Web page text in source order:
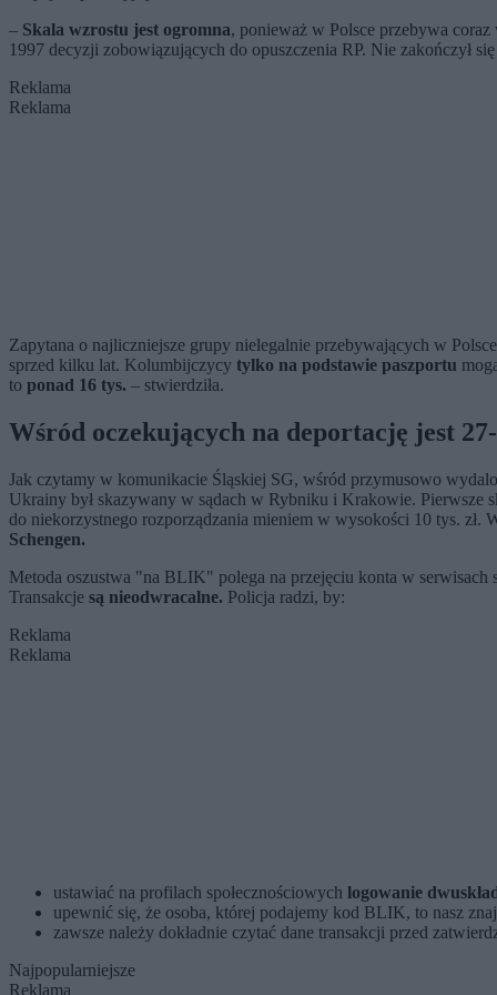
– Skala wzrostu jest ogromna, ponieważ w Polsce przebywa
1997 decyzji zobowiązujących do opuszczenia RP. Nie zakończył
Reklama
Reklama
Zapytana o najliczniejsze grupy nielegalnie przebywających w
sprzed kilku lat. Kolumbijczycy tylko na podstawie paszportu
to ponad 16 tys. – stwierdziła.
Wśród oczekujących na deportację jest
Jak czytamy w komunikacie Śląskiej SG, wśród przymusowo
Ukrainy był skazywany w sądach w Rybniku i Krakowie. Pierwsze
do niekorzystnego rozporządzania mieniem w wysokości 10 tys.
Schengen.
Metoda oszustwa "na BLIK" polega na przejęciu konta w
Transakcje są nieodwracalne. Policja radzi, by:
Reklama
Reklama
ustawiać na profilach społecznościowych logowanie
upewnić się, że osoba, której podajemy kod BLIK, to nasz
zawsze należy dokładnie czytać dane transakcji przed
Najpopularniejsze
Reklama